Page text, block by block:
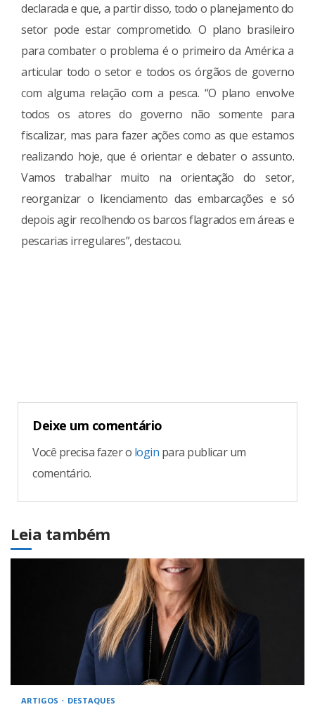
declarada e que, a partir disso, todo o planejamento do
setor pode estar comprometido. O plano brasileiro
para combater o problema é o primeiro da América a
articular todo o setor e todos os órgãos de governo
com alguma relação com a pesca. “O plano envolve
todos os atores do governo não somente para
fiscalizar, mas para fazer ações como as que estamos
realizando hoje, que é orientar e debater o assunto.
Vamos trabalhar muito na orientação do setor,
reorganizar o licenciamento das embarcações e só
depois agir recolhendo os barcos flagrados em áreas e
pescarias irregulares”, destacou.
Deixe um comentário
Você precisa fazer o login para publicar um
comentário.
Leia também
ARTIGOS DESTAQUES